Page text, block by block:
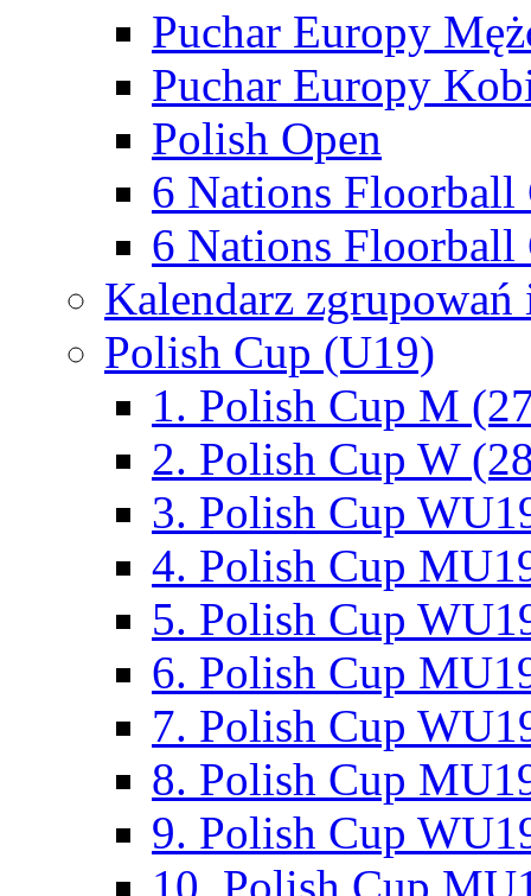
Puchar Europy
Puchar Europy
Polish Open
6 Nations Floorball
6 Nations Floorball
Kalendarz
Polish Cup (U19)
1. Polish Cup M
2. Polish Cup W
3. Polish Cup
4. Polish Cup
5. Polish Cup
6. Polish Cup
7. Polish Cup
8. Polish Cup
9. Polish Cup
10. Polish Cup